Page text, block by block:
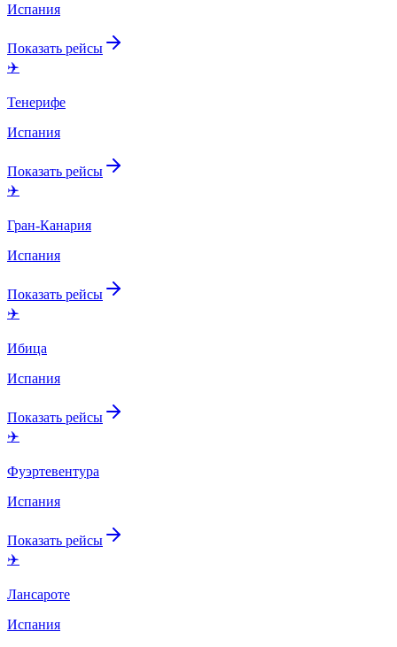
Испания
Показать рейсы
✈️
Тенерифе
Испания
Показать рейсы
✈️
Гран-Канария
Испания
Показать рейсы
✈️
Ибица
Испания
Показать рейсы
✈️
Фуэртевентура
Испания
Показать рейсы
✈️
Лансароте
Испания